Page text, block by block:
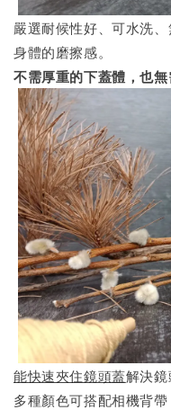
嚴選耐候性好、可水洗
身體的磨擦感。
不需厚重的下蓋體，也無
能快速夾住鏡頭蓋解決鏡
多種顏色可搭配相機背帶